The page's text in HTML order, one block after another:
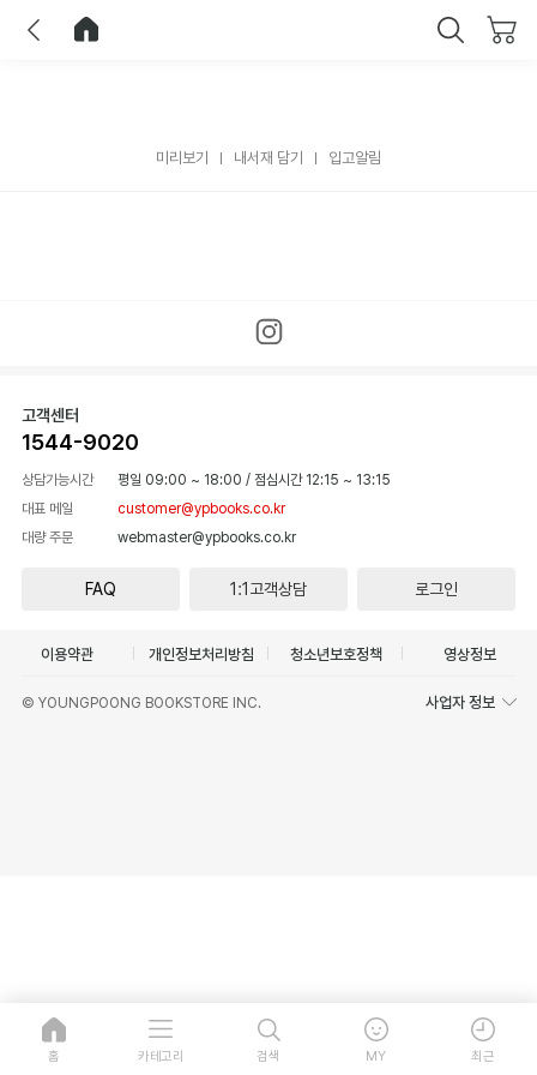
미리보기 내서재 담기 입고알림
고객센터
1544-9020
상담가능시간 평일 09:00 ~ 18:00 / 점심시간 12:15 ~ 13:15
대표 메일
customer@ypbooks.co.kr
대량 주문
webmaster@ypbooks.co.kr
FAQ 1:1고객상담 로그인
이용약관 개인정보처리방침 청소년보호정책 영상정보
© YOUNGPOONG BOOKSTORE INC. 사업자 정보
홈 카테고리 검색 MY 최근